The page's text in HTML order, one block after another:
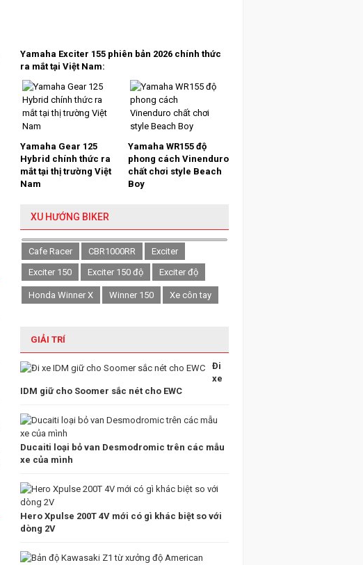
Yamaha Exciter 155 phiên bản 2026 chính thức
ra mắt tại Việt Nam:
Yamaha Gear 125
Hybrid chính thức ra
mắt tại thị trường Việt
Nam
Yamaha WR155 độ
phong cách Vinenduro
chất chơi style Beach
Boy
XU HƯỚNG BIKER
Cafe Racer CBR1000RR
Exciter
Exciter 150
Exciter 150 độ Exciter độ
Honda Winner X Winner 150 Xe côn tay
GIẢI TRÍ
Đi
xe
IDM giữ cho Soomer sắc nét cho EWC
Ducaiti loại bỏ van Desmodromic trên các mẫu
xe của mình
Hero Xpulse 200T 4V mới có gì khác biệt so với
dòng 2V